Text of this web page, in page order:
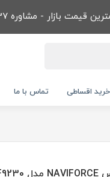
- مشاوره 09032866737
خرید اقساطی تماس با ما